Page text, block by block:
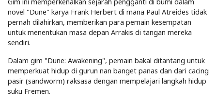
novel "Dune" karya Frank Herbert di mana Paul Atreides tidak
pernah dilahirkan, memberikan para pemain kesempatan
untuk menentukan masa depan Arrakis di tangan mereka
sendiri.
Dalam gim "Dune: Awakening", pemain bakal ditantang untuk
memperkuat hidup di gurun nan banget panas dan dari cacing
pasir (sandworm) raksasa dengan mempelajari langkah hidup
suku Fremen.